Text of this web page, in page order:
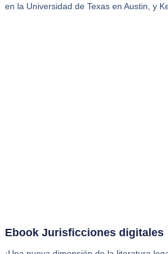
en la Universidad de Texas en Austin, y
Ebook Jurisficciones digitales